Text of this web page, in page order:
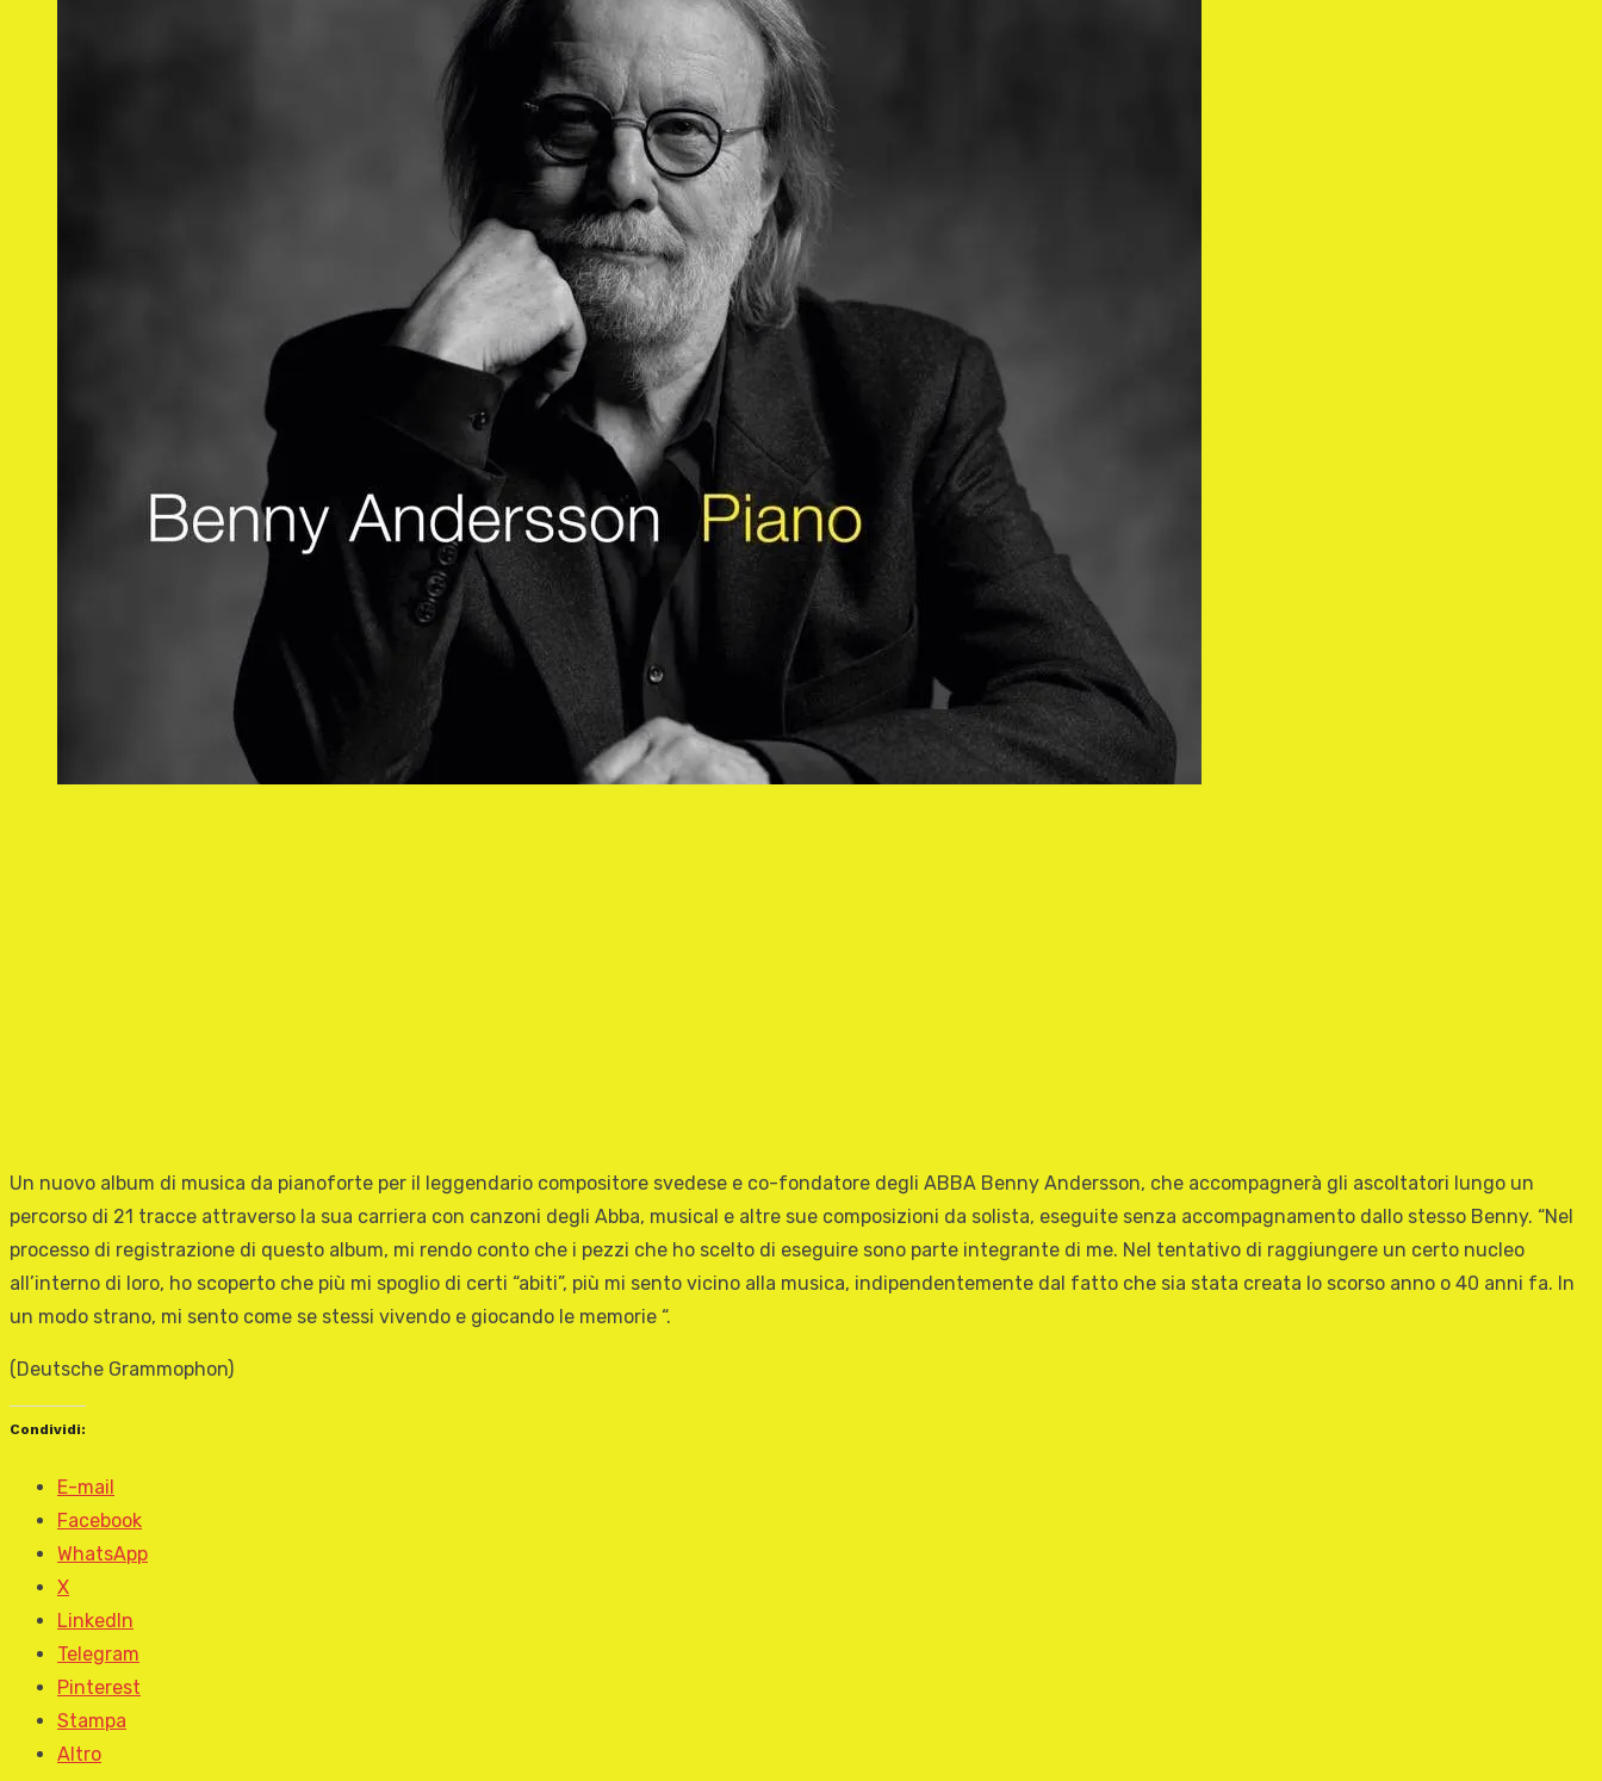
Un nuovo album di musica da pianoforte per il leggendario compositore svedese e co-fondatore degli ABBA Benny Andersson, che accompagnerà gli ascoltatori lungo un
percorso di 21 tracce attraverso la sua carriera con canzoni degli Abba, musical e altre sue composizioni da solista, eseguite senza accompagnamento dallo stesso Benny. “Nel
processo di registrazione di questo album, mi rendo conto che i pezzi che ho scelto di eseguire sono parte integrante di me. Nel tentativo di raggiungere un certo nucleo
all’interno di loro, ho scoperto che più mi spoglio di certi “abiti”, più mi sento vicino alla musica, indipendentemente dal fatto che sia stata creata lo scorso anno o 40 anni fa. In
un modo strano, mi sento come se stessi vivendo e giocando le memorie “.
(Deutsche Grammophon)
Condividi:
E-mail
Facebook
WhatsApp
X
LinkedIn
Telegram
Pinterest
Stampa
Altro